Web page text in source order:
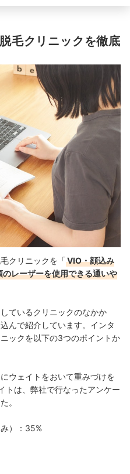
毛クリニックを徹底
クリニックを「VIO・顔込み
レーザーを使用できる通いや
ているクリニックのなかか
んで紹介しています。 インタ
ックを以下の3つのポイントか
ウェイトをおいて重みづけを
トは、弊社で行なったアンケー
。
）：35%